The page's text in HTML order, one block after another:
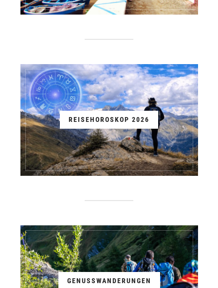
REISEHOROSKOP 2026
GENUSSWANDERUNGEN